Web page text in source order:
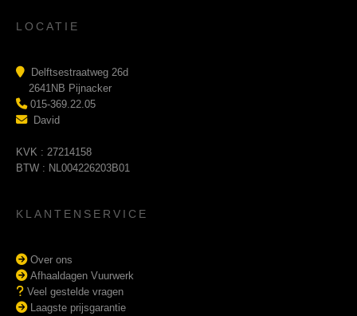
LOCATIE
Delftsestraatweg 26d
2641NB Pijnacker
015-369.22.05
David
KVK : 27214158
BTW : NL004226203B01
KLANTENSERVICE
Over ons
Afhaaldagen Vuurwerk
Veel gestelde vragen
Laagste prijsgarantie